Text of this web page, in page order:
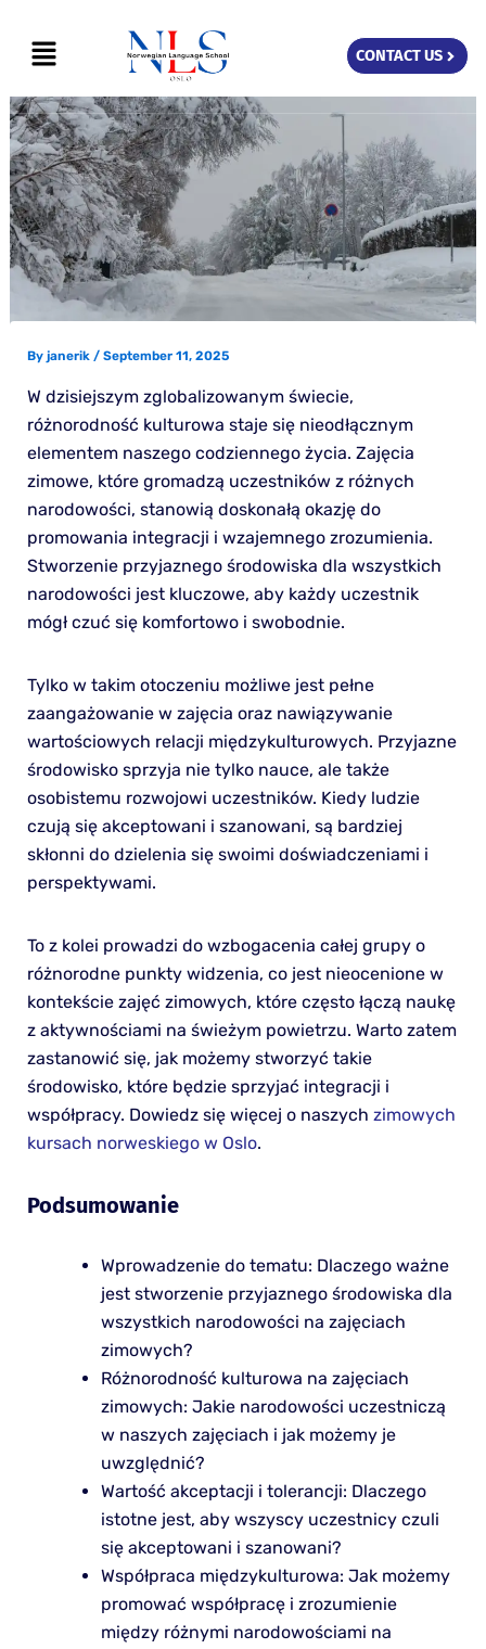
content
Menu CONTACT US
By janerik / September 11, 2025
W dzisiejszym zglobalizowanym świecie,
różnorodność kulturowa staje się nieodłącznym
elementem naszego codziennego życia. Zajęcia
zimowe, które gromadzą uczestników z różnych
narodowości, stanowią doskonałą okazję do
promowania integracji i wzajemnego zrozumienia.
Stworzenie przyjaznego środowiska dla wszystkich
narodowości jest kluczowe, aby każdy uczestnik
mógł czuć się komfortowo i swobodnie.
Tylko w takim otoczeniu możliwe jest pełne
zaangażowanie w zajęcia oraz nawiązywanie
wartościowych relacji międzykulturowych. Przyjazne
środowisko sprzyja nie tylko nauce, ale także
osobistemu rozwojowi uczestników. Kiedy ludzie
czują się akceptowani i szanowani, są bardziej
skłonni do dzielenia się swoimi doświadczeniami i
perspektywami.
To z kolei prowadzi do wzbogacenia całej grupy o
różnorodne punkty widzenia, co jest nieocenione w
kontekście zajęć zimowych, które często łączą naukę
z aktywnościami na świeżym powietrzu. Warto zatem
zastanowić się, jak możemy stworzyć takie
środowisko, które będzie sprzyjać integracji i
współpracy. Dowiedz się więcej o naszych zimowych
kursach norweskiego w Oslo.
Podsumowanie
Wprowadzenie do tematu: Dlaczego ważne
jest stworzenie przyjaznego środowiska dla
wszystkich narodowości na zajęciach
zimowych?
Różnorodność kulturowa na zajęciach
zimowych: Jakie narodowości uczestniczą
w naszych zajęciach i jak możemy je
uwzględnić?
Wartość akceptacji i tolerancji: Dlaczego
istotne jest, aby wszyscy uczestnicy czuli
się akceptowani i szanowani?
Współpraca międzykulturowa: Jak możemy
promować współpracę i zrozumienie
między różnymi narodowościami na